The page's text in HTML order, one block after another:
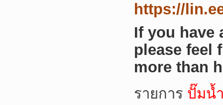
https://
If you have
please feel
more than
รายการ ปั๊มน้